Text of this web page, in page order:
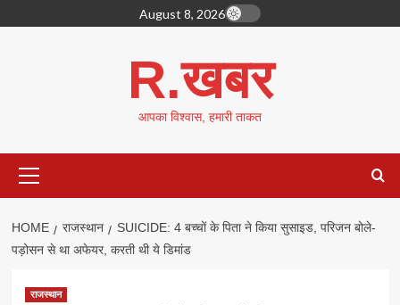
to
August 8, 2026
R.खबर
आपका विश्वास, हमारी ताकत
Menu
HOME राजस्थान
SUICIDE: 4 बच्चों के पिता ने किया सुसाइड, परिजन बोले-
पड़ोसन से था अफेयर, करती थी ये डिमांड
राजस्थान